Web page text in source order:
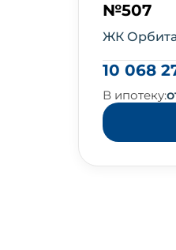
№507
ЖК Орбита
10 068
В ипотеку: